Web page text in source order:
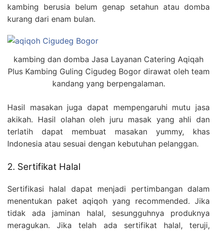
kambing berusia belum genap setahun atau domba
kurang dari enam bulan.
kambing dan domba Jasa Layanan Catering Aqiqah
Plus Kambing Guling Cigudeg Bogor dirawat oleh team
kandang yang berpengalaman.
Hasil masakan juga dapat mempengaruhi mutu jasa
akikah. Hasil olahan oleh juru masak yang ahli dan
terlatih dapat membuat masakan yummy, khas
Indonesia atau sesuai dengan kebutuhan pelanggan.
2. Sertifikat Halal
Sertifikasi halal dapat menjadi pertimbangan dalam
menentukan paket aqiqoh yang recommended. Jika
tidak ada jaminan halal, sesungguhnya produknya
meragukan. Jika telah ada sertifikat halal, teruji,